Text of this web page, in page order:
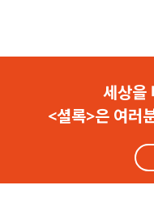
천관율 “극우
상금 찾아 헤맨
세상을
<셜록>은 여러